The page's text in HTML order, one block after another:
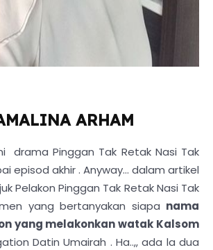
ARHAM
drama Pinggan Tak Retak Nasi Tak
episod akhir . Anyway... dalam artikel
Pelakon Pinggan Tak Retak Nasi Tak
yang bertanyakan siapa nama
yang melakonkan watak Kalsom
Datin Umairah . Ha..,, ada la dua